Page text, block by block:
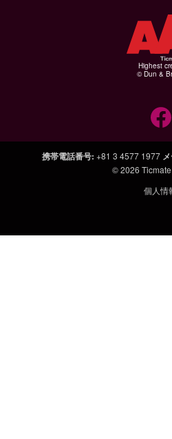
Highest
© Dun &
携帯電話番号: +81 3 4577 1977
© 2026
個人情